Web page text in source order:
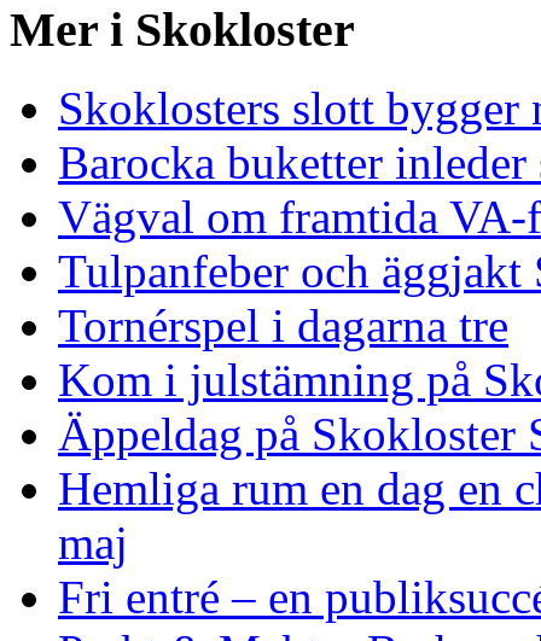
Mer i Skokloster
Skoklosters slott
Barocka buketter inleder
Vägval om framtida
Tulpanfeber och äggjakt
Tornérspel i dagarna tre
Kom i julstämning på
Äppeldag på Skokloster
Hemliga rum en dag en
maj
Fri entré – en